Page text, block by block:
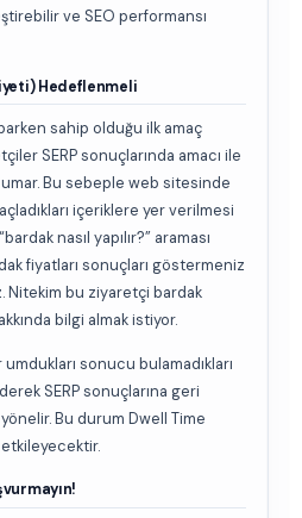
ve SEO performansı
Hedeflenmeli
sahip olduğu ilk amaç
SERP sonuçlarında amacı ile
Bu sebeple web sitesinde
içeriklere yer verilmesi
nasıl yapılır?” araması
fiyatları sonuçları göstermeniz
Nitekim bu ziyaretçi bardak
bilgi almak istiyor.
sonucu bulamadıkları
SERP sonuçlarına geri
Bu durum Dwell Time